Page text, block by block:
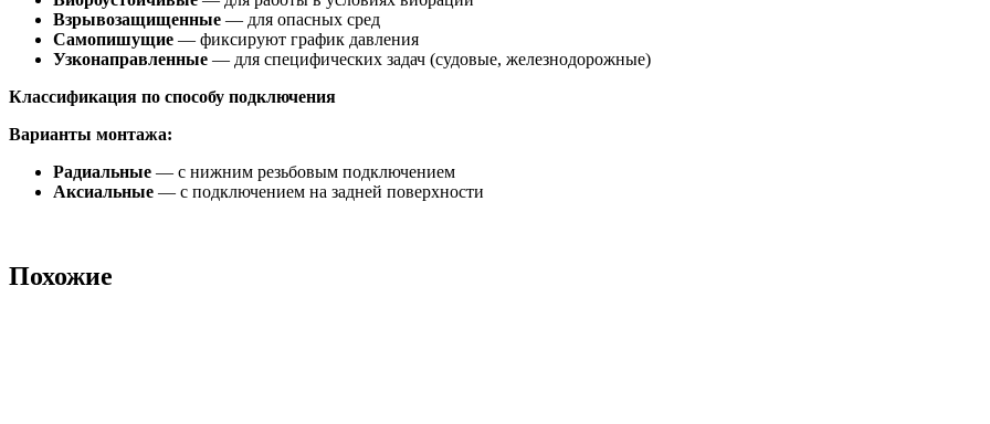
Взрывозащищенные — для опасных сред
Самопишущие — фиксируют график давления
Узконаправленные — для специфических задач (судовые, железнодорожные)
Классификация по способу подключения
Варианты монтажа:
Радиальные — с нижним резьбовым подключением
Аксиальные — с подключением на задней поверхности
Похожие